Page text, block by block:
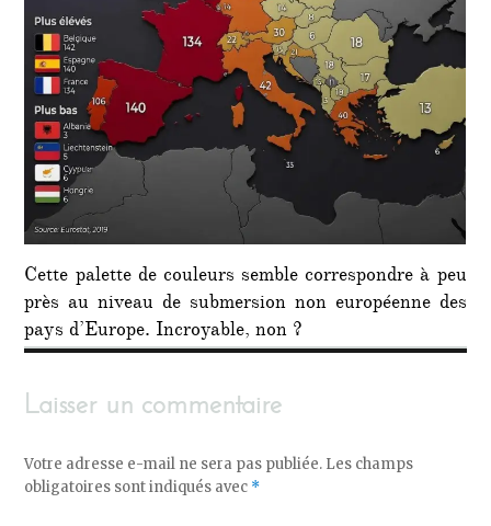
Cette palette de couleurs semble correspondre à peu
près au niveau de submersion non européenne des
pays d’Europe. Incroyable, non ?
Laisser un commentaire
Votre adresse e-mail ne sera pas publiée. Les champs
obligatoires sont indiqués avec *